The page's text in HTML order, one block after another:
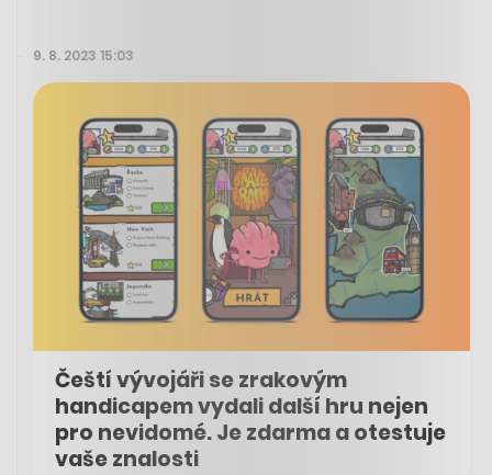
9. 8. 2023 15:03
Čeští vývojáři se zrakovým
handicapem vydali další hru nejen
pro nevidomé. Je zdarma a otestuje
vaše znalosti